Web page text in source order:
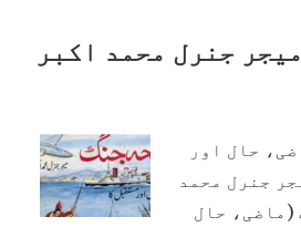
جنرل محمد اکبر
حال اور
جنرل محمد
(ماضی، حال